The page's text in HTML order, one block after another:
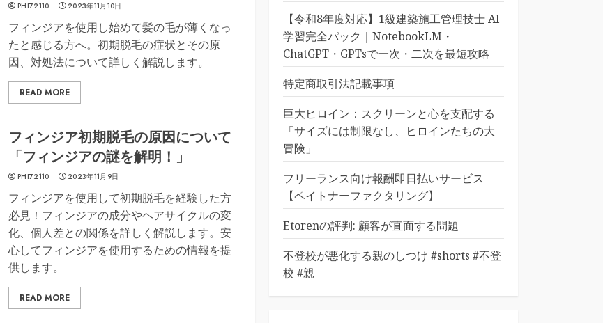
PHI72110 2023年11月10日
フィンジアを使用し始めて髪の毛が薄くなっ
たと感じる方へ。初期脱毛の症状とその原
因、対処法について詳しく解説します。
READ MORE
フィンジア初期脱毛の原因について
「フィンジアの謎を解明！」
PHI72110 2023年11月9日
フィンジアを使用して初期脱毛を経験した方
必見！フィンジアの成分やヘアサイクルの変
化、個人差との関係を詳しく解説します。安
心してフィンジアを使用するための情報を提
供します。
READ MORE
【令和8年度対応】1級建築施工管理技士 AI
学習完全パック｜NotebookLM・
ChatGPT・GPTsで一次・二次を最短攻略
特定商取引法記載事項
巨大ヒロイン：スクリーンと心を支配する
「サイズには制限なし、ヒロインたちの大
冒険」
フリーランス向け報酬即日払いサービス
【ペイトナーファクタリング】
Etorenの評判: 顧客が直面する問題
不登校が悪化する親のしつけ #shorts #不登
校 #親